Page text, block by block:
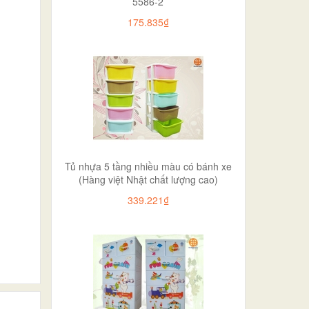
175.835₫
Tủ nhựa 5 tầng nhiều màu có bánh xe
(Hàng việt Nhật chất lượng cao)
339.221₫